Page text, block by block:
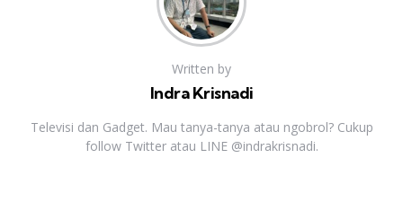
Written by
Indra Krisnadi
Televisi dan Gadget. Mau tanya-tanya atau ngobrol? Cukup
follow Twitter atau LINE @indrakrisnadi.